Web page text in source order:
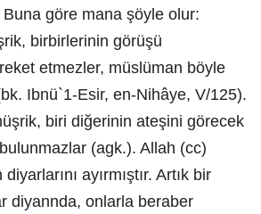
göre mana şöyle olur:
birbirlerinin görüşü
etmezler, müslüman böyle
Ibnü`1-Esir, en-Nihâye, V/125).
biri diğerinin ateşini görecek
(agk.). Allah (cc)
ayırmıştır. Artık bir
diyannda, onlarla beraber